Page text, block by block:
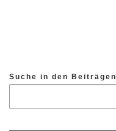
Suche in den Beiträgen